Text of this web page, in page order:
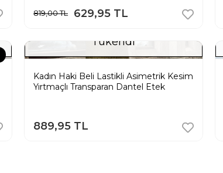
819,00 TL 629,95 TL
Tükendi
Kadın Haki Beli Lastikli Asimetrik Kesim
Yırtmaçlı Transparan Dantel Etek
889,95 TL